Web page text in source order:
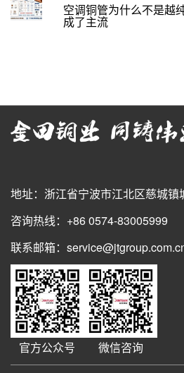
空调铜管为什么不是越
成了主流
地址：浙江省宁波市江北区慈城镇
咨询热线：+86 0574-83005999
联系邮箱：
官方公众号 微信咨询